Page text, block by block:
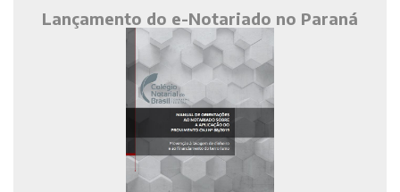
Lançamento do e-Notariado no Paraná